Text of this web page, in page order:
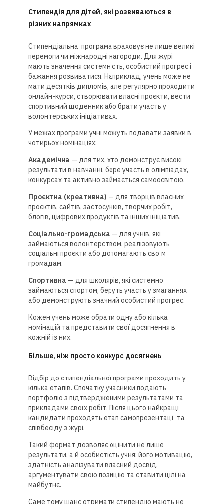
Стипендія для дітей, які розвиваються в
різних напрямках
Стипендіальна програма враховує не лише великі
перемоги чи міжнародні нагороди. Для журі
мають значення системність, особистий прогрес і
бажання розвиватися. Наприклад, учень може не
мати десятків дипломів, але регулярно проходити
онлайн-курси, створювати власні проєкти, вести
спортивний щоденник або брати участь у
волонтерських ініціативах.
У межах програми учні можуть подавати заявки в
чотирьох номінаціях:
Академічна — для тих, хто демонструє високі
результати в навчанні, бере участь в олімпіадах,
конкурсах та активно займається самоосвітою.
Проєктна (креативна) — для творців власних
проєктів, сайтів, застосунків, творчих робіт,
блогів, цифрових продуктів та інших ініціатив.
Соціально-громадська — для учнів, які
займаються волонтерством, реалізовують
соціальні проєкти або допомагають своїм
громадам.
Спортивна — для школярів, які системно
займаються спортом, беруть участь у змаганнях
або демонструють значний особистий прогрес.
Кожен учень може обрати одну або кілька
номінацій та представити свої досягнення в
кожній із них.
Більше, ніж просто конкурс досягнень
Відбір до стипендіальної програми проходить у
кілька етапів. Спочатку учасники подають
портфоліо з підтвердженими результатами та
прикладами своїх робіт. Після цього найкращі
кандидати проходять етап самопрезентації та
співбесіду з журі.
Такий формат дозволяє оцінити не лише
результати, а й особистість учня: його мотивацію,
здатність аналізувати власний досвід,
аргументувати свою позицію та ставити цілі на
майбутнє.
Саме тому шанс отримати стипендію мають не